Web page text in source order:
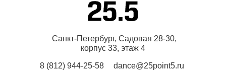
Санкт-Петербург, Садовая 28-30,
корпус 33, этаж 4
8 (812) 944-25-58 dance@25point5.ru